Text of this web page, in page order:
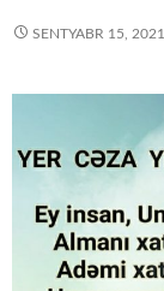
SENTYABR 15, 2021